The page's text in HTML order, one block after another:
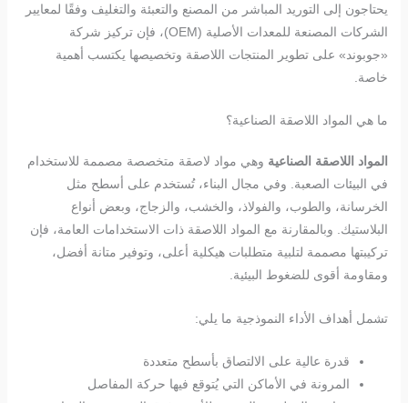
يحتاجون إلى التوريد المباشر من المصنع والتعبئة والتغليف وفقًا لمعايير
الشركات المصنعة للمعدات الأصلية (OEM)، فإن تركيز شركة
«جوبوند» على تطوير المنتجات اللاصقة وتخصيصها يكتسب أهمية
خاصة.
ما هي المواد اللاصقة الصناعية؟
المواد اللاصقة الصناعية وهي مواد لاصقة متخصصة مصممة للاستخدام
في البيئات الصعبة. وفي مجال البناء، تُستخدم على أسطح مثل
الخرسانة، والطوب، والفولاذ، والخشب، والزجاج، وبعض أنواع
البلاستيك. وبالمقارنة مع المواد اللاصقة ذات الاستخدامات العامة، فإن
تركيبتها مصممة لتلبية متطلبات هيكلية أعلى، وتوفير متانة أفضل،
ومقاومة أقوى للضغوط البيئية.
تشمل أهداف الأداء النموذجية ما يلي:
قدرة عالية على الالتصاق بأسطح متعددة
المرونة في الأماكن التي يُتوقع فيها حركة المفاصل